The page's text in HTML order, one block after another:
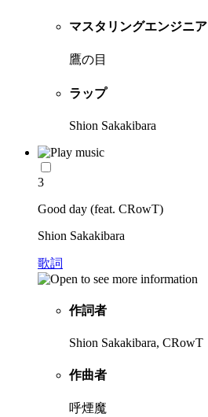
マスタリングエンジニア
鷹の目
ラップ
Shion Sakakibara
3
Good day (feat. CRowT)
Shion Sakakibara
歌詞
作詞者
Shion Sakakibara, CRowT
作曲者
呼煙魔